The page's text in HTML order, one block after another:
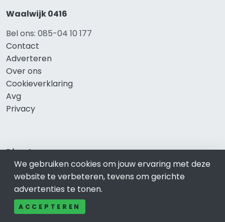
Waalwijk 0416
Bel ons: 085-04 10 177
Contact
Adverteren
Over ons
Cookieverklaring
Avg
Privacy
Direct naar
Rijscholen Waalwijk
Fietswinkels Waalwijk
Kapper Waalwijk
We gebruiken cookies om jouw ervaring met deze
website te verbeteren, tevens om gerichte
advertenties te tonen.
ACCEPTEREN